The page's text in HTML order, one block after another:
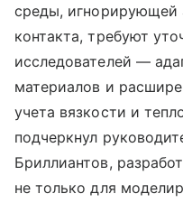
среды, игнорирующей
контакта, требуют
исследователей —
материалов и
учета вязкости и
подчеркнул
Бриллиантов,
не только для